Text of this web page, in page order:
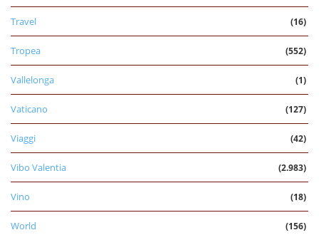
Travel (16)
Tropea (552)
Vallelonga (1)
Vaticano (127)
Viaggi (42)
Vibo Valentia (2.983)
Vino (18)
World (156)